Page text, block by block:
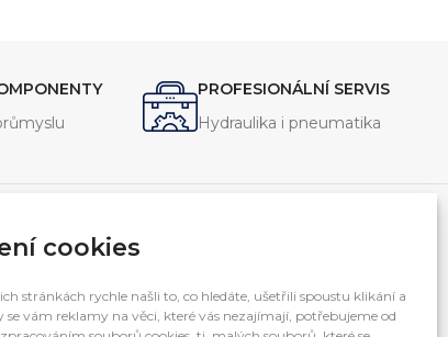
cookies
stránkách rychle našli to, co hledáte, ušetřili spoustu klikání a
se vám reklamy na věci, které vás nezajímají, potřebujeme od
PROFESIONÁLNÍ SERVIS
Hydraulika i pneumatika
KONTAKTNÍ ÚDAJE
1.Máje 3381/106
Ostrava – Moravská Ostrava, 703 00